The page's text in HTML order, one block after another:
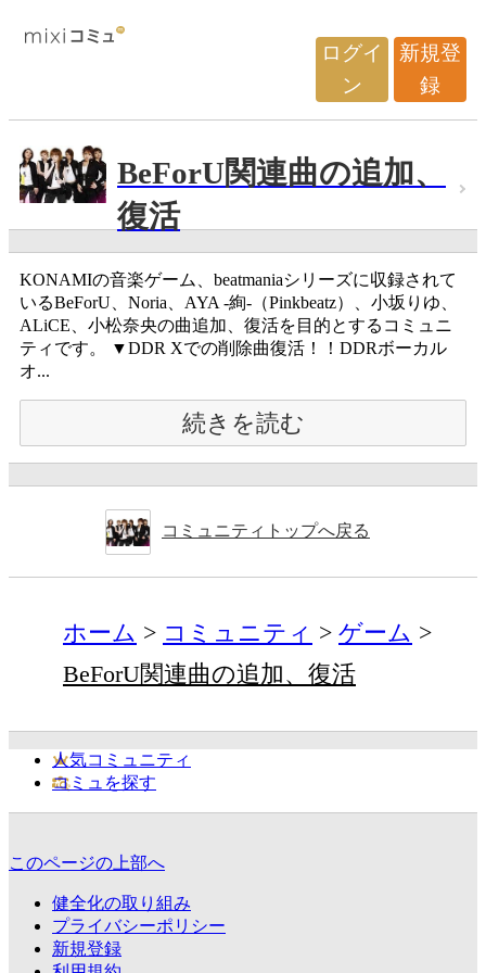
ログイ
ン
新規登
録
BeForU関連曲の追加、
復活
KONAMIの音楽ゲーム、beatmaniaシリーズに収録されて
いるBeForU、Noria、AYA -絢-（Pinkbeatz）、小坂りゆ、
ALiCE、小松奈央の曲追加、復活を目的とするコミュニ
ティです。 ▼DDR Xでの削除曲復活！！DDRボーカル
オ...
続きを読む
コミュニティトップへ戻る
ホーム コミュニティ
ゲーム
BeForU関連曲の追加、復活
人気コミュニティ
コミュを探す
このページの上部へ
健全化の取り組み
プライバシーポリシー
新規登録